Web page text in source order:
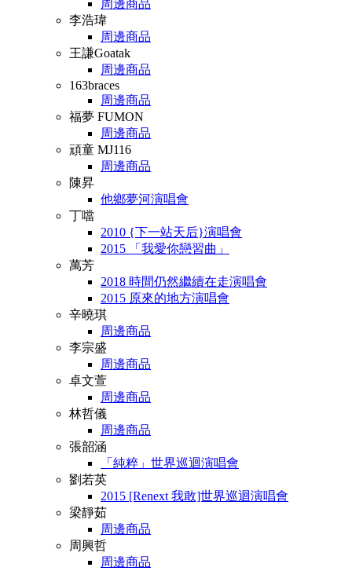
周邊商品
李浩瑋
周邊商品
王謙Goatak
周邊商品
163braces
周邊商品
福夢 FUMON
周邊商品
頑童 MJ116
周邊商品
陳昇
他鄉夢河演唱會
丁噹
2010 {下一站天后}演唱會
2015 「我愛你戀習曲」
萬芳
2018 時間仍然繼續在走演唱會
2015 原來的地方演唱會
辛曉琪
周邊商品
李宗盛
周邊商品
卓文萱
周邊商品
林哲儀
周邊商品
張韶涵
「純粹」世界巡迴演唱會
劉若英
2015 [Renext 我敢]世界巡迴演唱會
梁靜茹
周邊商品
周興哲
周邊商品